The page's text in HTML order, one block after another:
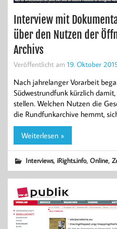
Interview mit
über den Nutzen der
Archivs
Veröffentlicht am 19. Oktober
Nach jahrelanger Vorarbeit
Südwestrundfunk kürzlich
stellen. Welchen Nutzen die
die Rundfunkarchive hemmt,
Weiterlesen »
Interviews, iRights.info,Online,